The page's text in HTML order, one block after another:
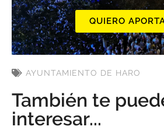
QUIERO
AYUNTAMIENTO DE HARO
También te
interesar...